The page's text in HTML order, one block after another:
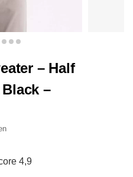
– Half
–
4,9